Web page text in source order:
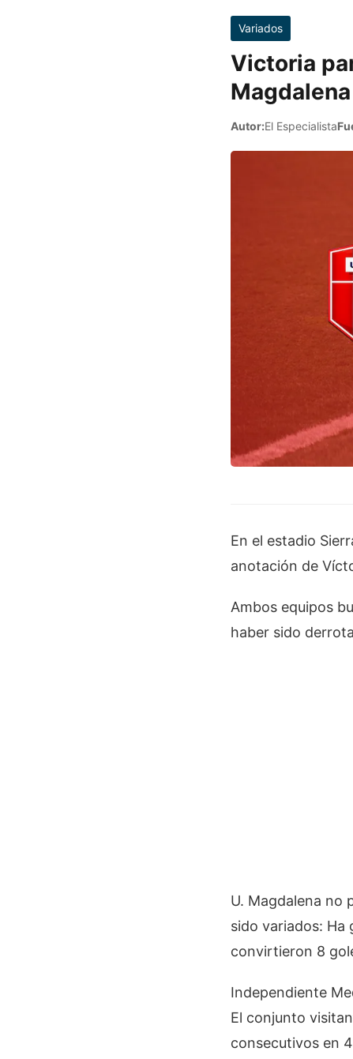
Variados
Victoria
Autor:El Especialista
En el estadio
anotación de
Ambos equipos
haber sido
U. Magdalena no
sido variados: Ha
convirtieron 8
Independiente
El conjunto
consecutivos en